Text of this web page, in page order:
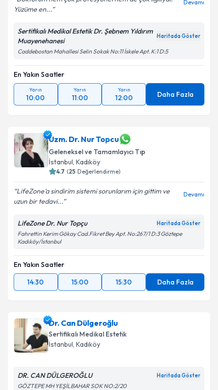
Yüzüme en...
Devamı
Sertifikalı Medikal Estetik Dr. Şebnem Yıldırım
Muayenehanesi
Haritada Göster
Caddebostan Mahallesi Selin Sokak No:11 İskele Apt. K:1 D:5
En Yakın Saatler
Yarın
10:00
Yarın
11:00
Yarın
12:00 Daha Fazla
Uzm. Dr. Nur Topcu
Geleneksel ve Tamamlayıcı Tıp
İstanbul, Kadıköy
4.7 (25 Değerlendirme)
LifeZone'a sindirim sistemi sorunlarım için gittim ve
uzun bir tedavi...
Devamı
LifeZone Dr. Nur Topçu Haritada Göster
Fahrettin Kerim Gökay Cad.Fikret Bey Apt. No:267/1 D:3 Göztepe
Kadıköy/İstanbul
En Yakın Saatler
14:30
15:00 15:30 Daha Fazla
Dr. Can Dülgeroğlu
Sertifikalı Medikal Estetik
İstanbul, Kadıköy
DR. CAN DÜLGEROĞLU Haritada Göster
GÖZTEPE MH YEŞİLBAHAR SOK NO:2/20